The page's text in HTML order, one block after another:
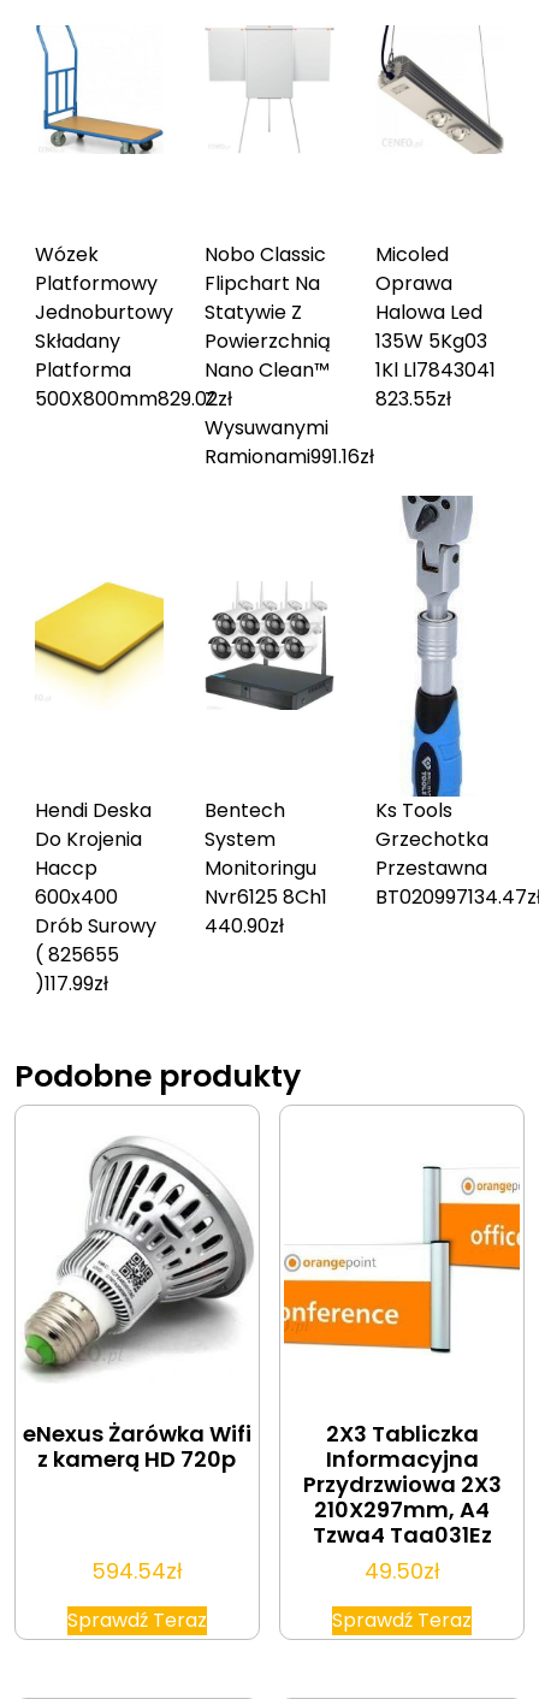
Wózek
Platformowy
Jednoburtowy
Składany
Platforma
500X800mm829.02zł
Nobo Classic
Flipchart Na
Statywie Z
Powierzchnią
Nano Clean™
Z
Wysuwanymi
Ramionami991.16zł
Micoled
Oprawa
Halowa Led
135W 5Kg03
1Kl Ll7843041
823.55zł
Hendi Deska
Do Krojenia
Haccp
600x400
Drób Surowy
( 825655
)117.99zł
Bentech
System
Monitoringu
Nvr6125 8Ch1
440.90zł
Ks Tools
Grzechotka
Przestawna
BT020997134.47
Podobne produkty
eNexus Żarówka Wifi
z kamerą HD 720p
594.54zł
Sprawdź Teraz
2X3 Tabliczka
Informacyjna
Przydrzwiowa 2X3
210X297mm, A4
Tzwa4 Taa031Ez
49.50zł
Sprawdź Teraz